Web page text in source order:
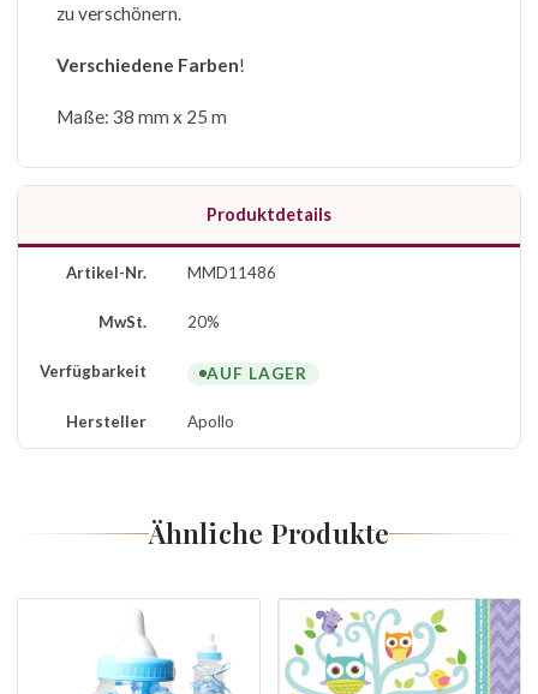
zu verschönern.
Verschiedene Farben!
Maße: 38 mm x 25 m
Produktdetails
Artikel-Nr. MMD11486
MwSt. 20%
Verfügbarkeit AUF LAGER
Hersteller Apollo
Ähnliche Produkte